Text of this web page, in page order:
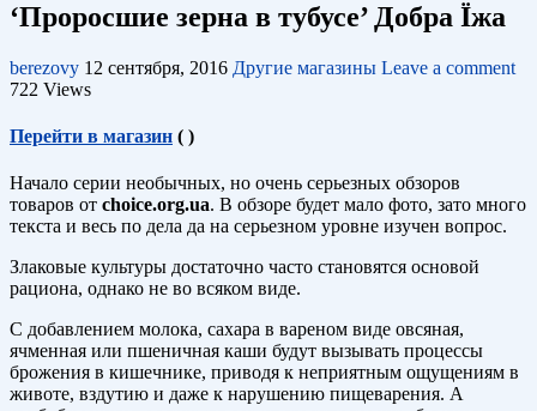
‘Проросшие зерна в тубусе’ Добра Їжа
berezovy 12 сентября, 2016 Другие магазины Leave a comment
722 Views
Перейти в магазин ( )
Начало серии необычных, но очень серьезных обзоров
товаров от choice.org.ua. В обзоре будет мало фото, зато много
текста и весь по дела да на серьезном уровне изучен вопрос.
Злаковые культуры достаточно часто становятся основой
рациона, однако не во всяком виде.
С добавлением молока, сахара в вареном виде овсяная,
ячменная или пшеничная каши будут вызывать процессы
брожения в кишечнике, приводя к неприятным ощущениям в
животе, вздутию и даже к нарушению пищеварения. А